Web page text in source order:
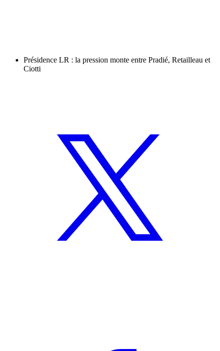
Présidence LR : la pression monte entre Pradié, Retailleau et
Ciotti